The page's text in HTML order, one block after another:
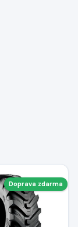
Doprava zdarma